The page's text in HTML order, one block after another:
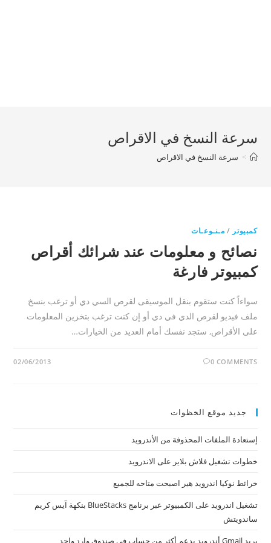
سرعة النسخ في الاقراص
> سرعة النسخ في الاقراص
كمبيوتر / مـنـوعـات
نصائح و معلومات عند شرائك أقراص
كمبيوتر فارغة
سواءاً كنت ستقوم بنقل الموسيقى لقرص السي دي أو ترغب بنسخ
ملف فيديو لقرص الدي في دي أو إن كنت ترغب بتخزين المعلومات
على الأقراص, ستجد نفسك أمام العديد من الخيارات…
0 COMMENTS
02/06/2013
جديد موقع الخظوات
إستعادة الملفات المحذوفة من الأندرويد
خطوات تشغيل فلاش بلاير على الاندرويد
خرائط نوكيا اندرويد هير اصبحت متاحه للجميع
تشغيل اندرويد على الكمبيوتر عبر برنامج BlueStacks بنكهة آيس كريم
ساندويتش
بريد Gmail أندرويد يدعم أكثر من حساب في صندوق وارد واحد